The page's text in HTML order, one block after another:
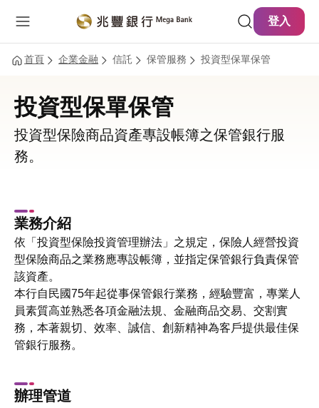
登入
首頁 企業金融 信託 保管服務 投資型保單保管
投資型保單保管
投資型保險商品資產專設帳簿之保管銀行服
務。
業務介紹
依「投資型保險投資管理辦法」之規定，保險人經營投資
型保險商品之業務應專設帳簿，並指定保管銀行負責保管
該資產。
本行自民國75年起從事保管銀行業務，經驗豐富，專業人
員素質高並熟悉各項金融法規、金融商品交易、交割實
務，本著親切、效率、誠信、創新精神為客戶提供最佳保
管銀行服務。
辦理管道